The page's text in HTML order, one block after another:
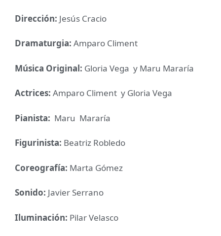
Dirección: Jesús Cracio
Dramaturgia: Amparo Climent
Música Original: Gloria Vega y Maru Mararía
Actrices: Amparo Climent y Gloria Vega
Pianista: Maru Mararía
Figurinista: Beatriz Robledo
Coreografía: Marta Gómez
Sonido: Javier Serrano
Iluminación: Pilar Velasco